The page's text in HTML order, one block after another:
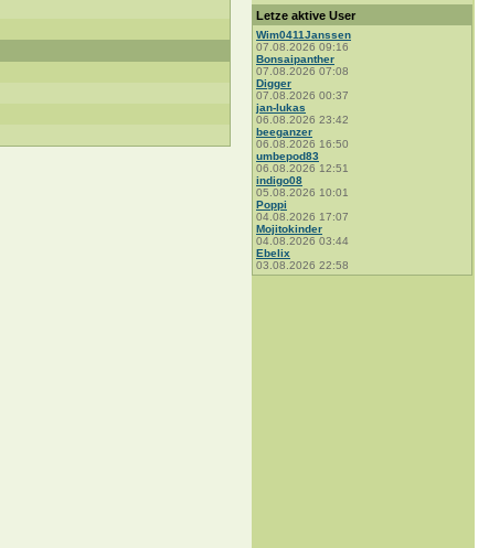
Letze aktive User
Wim0411Janssen
07.08.2026 09:16
Bonsaipanther
07.08.2026 07:08
Digger
07.08.2026 00:37
jan-lukas
06.08.2026 23:42
beeganzer
06.08.2026 16:50
umbepod83
06.08.2026 12:51
indigo08
05.08.2026 10:01
Poppi
04.08.2026 17:07
Mojitokinder
04.08.2026 03:44
Ebelix
03.08.2026 22:58